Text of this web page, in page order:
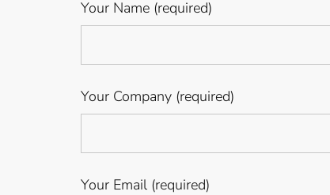
Your Name (required)
Your Company (required)
Your Email (required)